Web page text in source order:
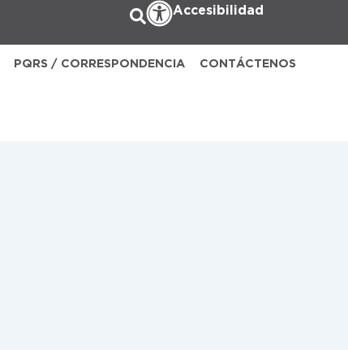
Accesibilidad
PQRS / CORRESPONDENCIA CONTÁCTENOS